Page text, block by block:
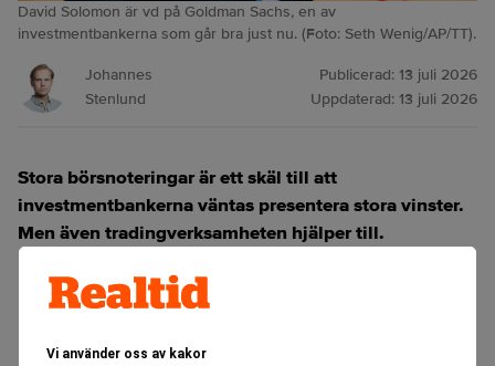
Vi använder oss av kakor
David Solomon är vd på Goldman Sachs, en av
investmentbankerna som går bra just nu. (Foto: Seth Wenig/AP/TT).
Johannes
Stenlund
Publicerad: 13 juli 2026
Uppdaterad: 13 juli 2026
Stora börsnoteringar är ett skäl till att
investmentbankerna väntas presentera stora vinster.
Men även tradingverksamheten hjälper till.
ANNONS